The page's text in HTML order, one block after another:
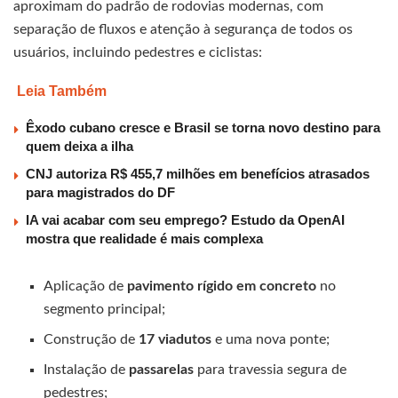
aproximam do padrão de rodovias modernas, com
separação de fluxos e atenção à segurança de todos os
usuários, incluindo pedestres e ciclistas:
Leia Também
Êxodo cubano cresce e Brasil se torna novo destino para
quem deixa a ilha
CNJ autoriza R$ 455,7 milhões em benefícios atrasados
para magistrados do DF
IA vai acabar com seu emprego? Estudo da OpenAI
mostra que realidade é mais complexa
Aplicação de pavimento rígido em concreto no
segmento principal;
Construção de 17 viadutos e uma nova ponte;
Instalação de passarelas para travessia segura de
pedestres;